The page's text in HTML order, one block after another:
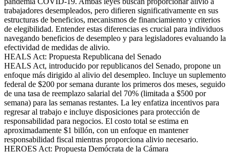
trabajadores desempleados, pero difieren significativamente en sus
estructuras de beneficios, mecanismos de financiamiento y criterios
de elegibilidad. Entender estas diferencias es crucial para individuos
navegando beneficios de desempleo y para legisladores evaluando la
efectividad de medidas de alivio.
HEALS Act: Propuesta Republicana del Senado
HEALS Act, introducido por republicanos del Senado, propone un
enfoque más dirigido al alivio del desempleo. Incluye un suplemento
federal de $200 por semana durante los primeros dos meses, seguido
de una tasa de reemplazo salarial del 70% (limitada a $500 por
semana) para las semanas restantes. La ley enfatiza incentivos para
regresar al trabajo e incluye disposiciones para protección de
responsabilidad para negocios. El costo total se estima en
aproximadamente $1 billón, con un enfoque en mantener
responsabilidad fiscal mientras proporciona alivio necesario.
HEROES Act: Propuesta Demócrata de la Cámara